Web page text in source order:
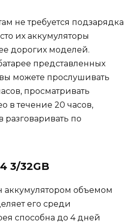
не требуется подзарядка
их аккумуляторы
дорогих моделей.
представленных
можете прослушивать
просматривать
в течение 20 часов,
по
3/32GB
объемом
его среди
способна до 4 дней